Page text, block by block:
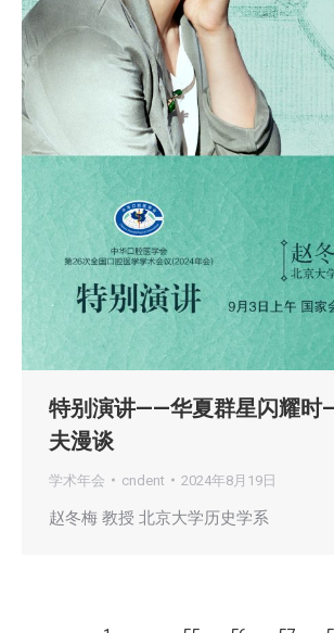
特别演讲——华夏群星闪耀时
夫漫谈
学术年会 cndent 2024年8月19日
赵冬梅 教授 北京大学历史学系